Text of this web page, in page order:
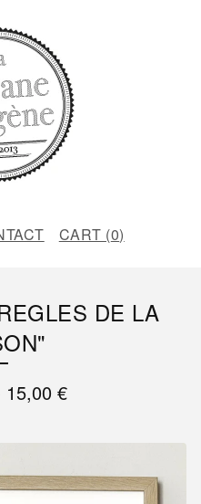
CART (0)
DE LA
15,00 €